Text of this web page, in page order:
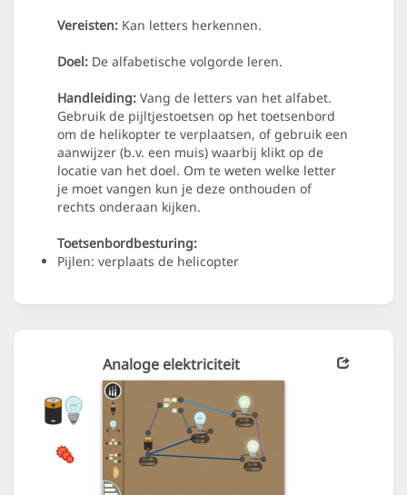
Vereisten: Kan letters herkennen.
Doel: De alfabetische volgorde leren.
Handleiding: Vang de letters van het alfabet.
Gebruik de pijltjestoetsen op het toetsenbord
om de helikopter te verplaatsen, of gebruik een
aanwijzer (b.v. een muis) waarbij klikt op de
locatie van het doel. Om te weten welke letter
je moet vangen kun je deze onthouden of
rechts onderaan kijken.
Toetsenbordbesturing:
Pijlen: verplaats de helicopter
Analoge elektriciteit